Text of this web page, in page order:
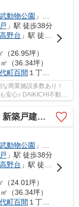
動物公園 」駅 徒歩10分
」駅 徒歩38分
野台 」駅 徒歩40分
26.95坪）
（36.34坪）
町百間 １丁目1873-3
商業施設多数あり！
不動産
10棟 5号棟
動物公園 」駅 徒歩10分
」駅 徒歩38分
野台 」駅 徒歩40分
24.01坪）
（36.34坪）
町百間 １丁目1873-3